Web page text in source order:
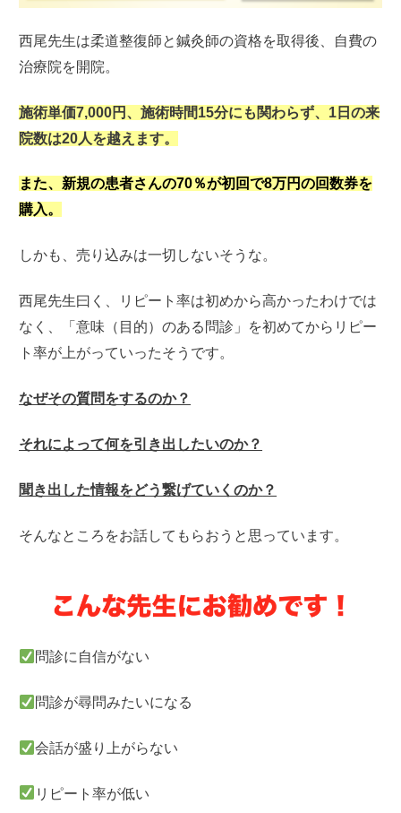
西尾先生は柔道整復師と鍼灸師の資格を取得後、自費の
治療院を開院。
施術単価7,000円、施術時間15分にも関わらず、1日の来
院数は20人を越えます。
また、新規の患者さんの70％が初回で8万円の回数券を
購入。
しかも、売り込みは一切しないそうな。
西尾先生曰く、リピート率は初めから高かったわけでは
なく、「意味（目的）のある問診」を初めてからリピー
ト率が上がっていったそうです。
なぜその質問をするのか？
それによって何を引き出したいのか？
聞き出した情報をどう繋げていくのか？
そんなところをお話してもらおうと思っています。
問診に自信がない
問診が尋問みたいになる
会話が盛り上がらない
リピート率が低い